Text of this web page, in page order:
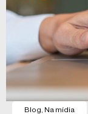
Blog Na mídia